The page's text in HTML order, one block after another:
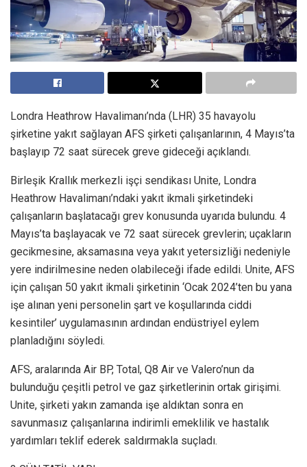
Londra Heathrow Havalimanı’nda (LHR) 35 havayolu
şirketine yakıt sağlayan AFS şirketi çalışanlarının, 4 Mayıs’ta
başlayıp 72 saat sürecek greve gideceği açıklandı.
Birleşik Krallık merkezli işçi sendikası Unite, Londra
Heathrow Havalimanı’ndaki yakıt ikmali şirketindeki
çalışanların başlatacağı grev konusunda uyarıda bulundu. 4
Mayıs’ta başlayacak ve 72 saat sürecek grevlerin; uçakların
gecikmesine, aksamasına veya yakıt yetersizliği nedeniyle
yere indirilmesine neden olabileceği ifade edildi. Unite, AFS
için çalışan 50 yakıt ikmali şirketinin ‘Ocak 2024’ten bu yana
işe alınan yeni personelin şart ve koşullarında ciddi
kesintiler’ uygulamasının ardından endüstriyel eylem
planladığını söyledi.
AFS, aralarında Air BP, Total, Q8 Air ve Valero’nun da
bulunduğu çeşitli petrol ve gaz şirketlerinin ortak girişimi.
Unite, şirketi yakın zamanda işe aldıktan sonra en
savunmasız çalışanlarına indirimli emeklilik ve hastalık
yardımları teklif ederek saldırmakla suçladı.